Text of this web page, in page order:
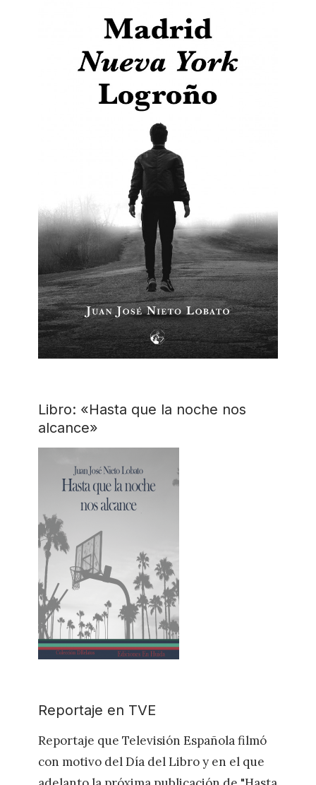
Libro: «Hasta que la noche nos
alcance»
Reportaje en TVE
Reportaje que Televisión Española filmó
con motivo del Día del Libro y en el que